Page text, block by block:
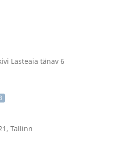
Lasteaia tänav 6
Tallinn